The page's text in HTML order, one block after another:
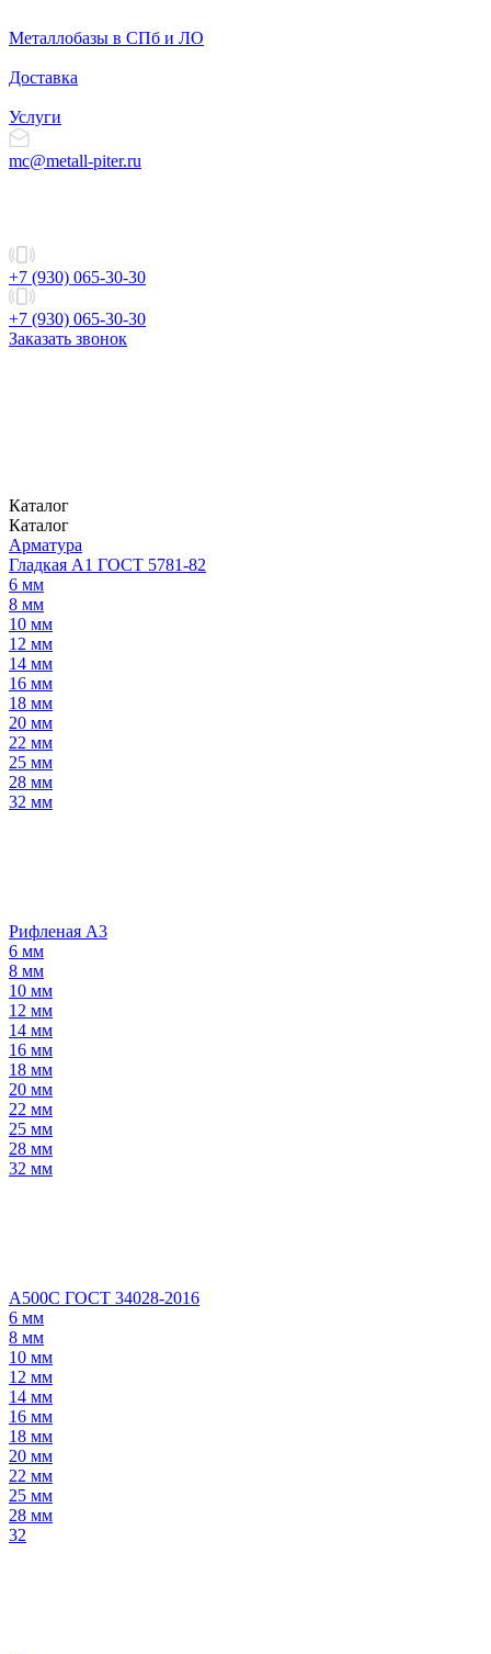
Металлобазы в СПб и ЛО
Доставка
Услуги
mc@metall-piter.ru
+7 (930) 065-30-30
+7 (930) 065-30-30
Заказать звонок
Каталог
Каталог
Арматура
Гладкая А1 ГОСТ 5781-82
6 мм
8 мм
10 мм
12 мм
14 мм
16 мм
18 мм
20 мм
22 мм
25 мм
28 мм
32 мм
Рифленая А3
6 мм
8 мм
10 мм
12 мм
14 мм
16 мм
18 мм
20 мм
22 мм
25 мм
28 мм
32 мм
А500С ГОСТ 34028-2016
6 мм
8 мм
10 мм
12 мм
14 мм
16 мм
18 мм
20 мм
22 мм
25 мм
28 мм
32